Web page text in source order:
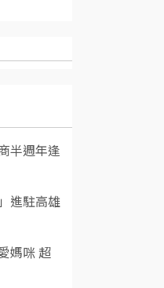
半週年逢
進駐高雄
媽咪 超